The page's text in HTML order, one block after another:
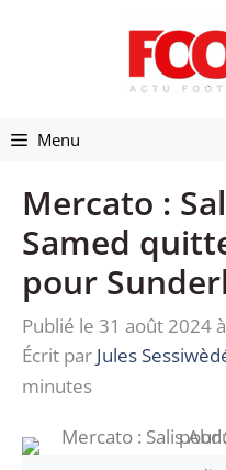
Menu
Mercato :
Samed
pour
Publié le 31 août 2024
Écrit par Jules
minutes